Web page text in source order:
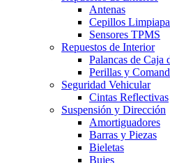
Antenas
Cepillos
Sensores TPMS
Repuestos de Interior
Palancas de Caja
Perillas y
Seguridad Vehicular
Cintas Reflectivas
Suspensión y Dirección
Amortiguadores
Barras y Piezas
Bieletas
Bujes